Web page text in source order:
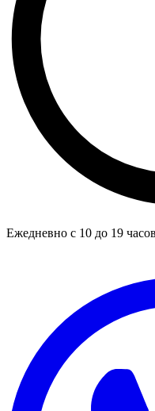
Ежедневно с 10 до 19 часов